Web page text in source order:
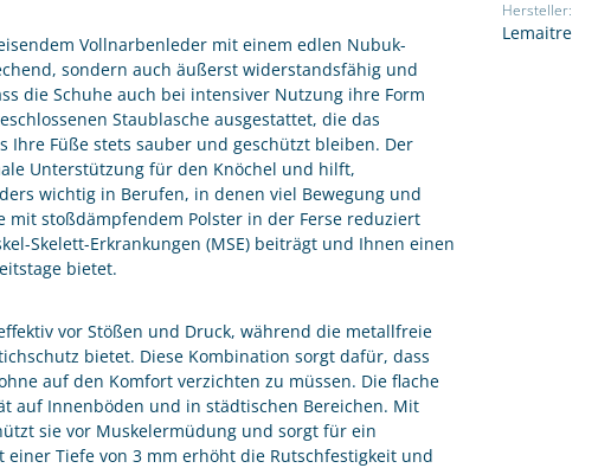
Hersteller:
Lemaitre
Vollnarbenleder mit einem edlen Nubuk-
sondern auch äußerst widerstandsfähig und
die Schuhe auch bei intensiver Nutzung ihre Form
Staublasche ausgestattet, die das
Ihre Füße stets sauber und geschützt bleiben. Der
Unterstützung für den Knöchel und hilft,
wichtig in Berufen, in denen viel Bewegung und
stoßdämpfendem Polster in der Ferse reduziert
Skelett-Erkrankungen (MSE) beiträgt und Ihnen einen
bietet.
vor Stößen und Druck, während die metallfreie
bietet. Diese Kombination sorgt dafür, dass
auf den Komfort verzichten zu müssen. Die flache
auf Innenböden und in städtischen Bereichen. Mit
sie vor Muskelermüdung und sorgt für ein
Tiefe von 3 mm erhöht die Rutschfestigkeit und